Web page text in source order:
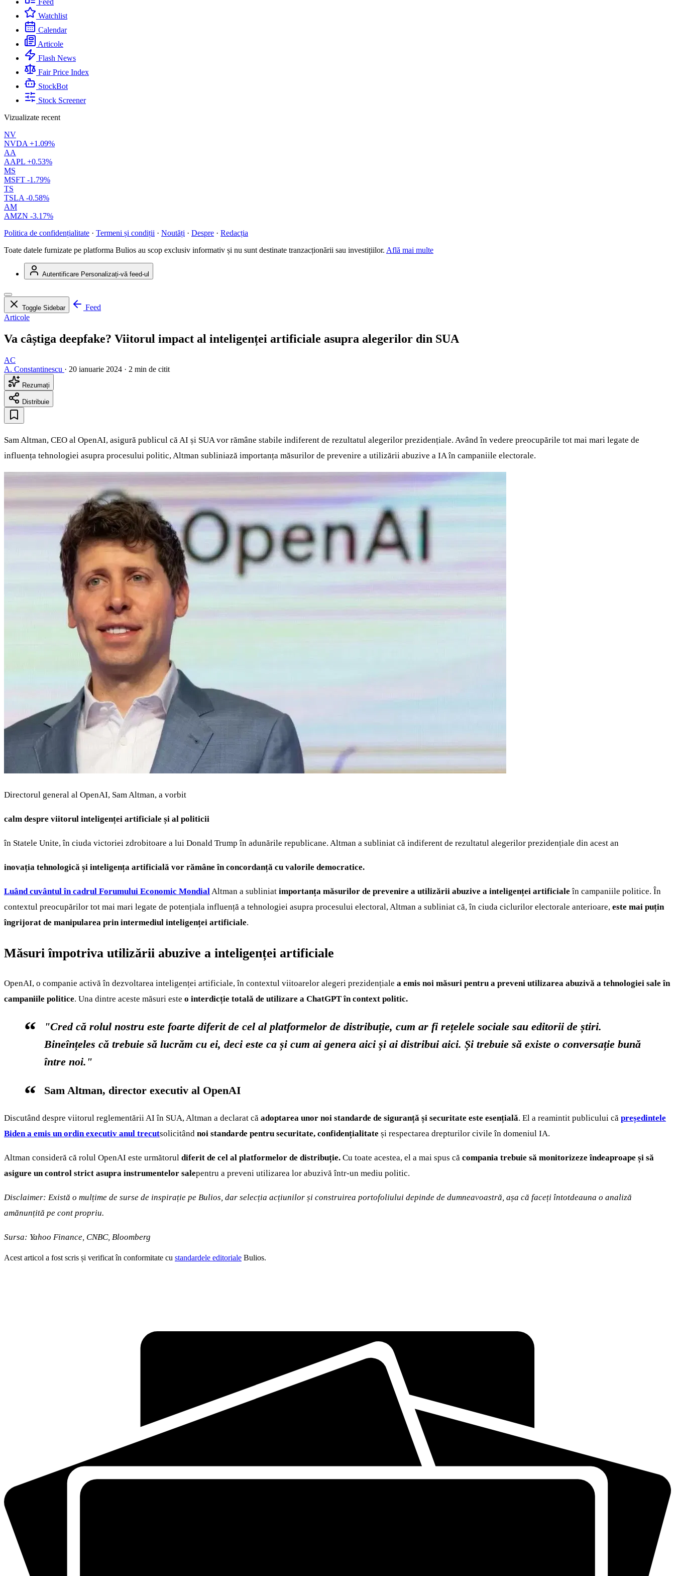
Feed
Watchlist
Calendar
Articole
Flash News
Fair Price Index
StockBot
Stock Screener
Vizualizate recent
NV
NVDA +1.09%
AA
AAPL +0.53%
MS
MSFT -1.79%
TS
TSLA -0.58%
AM
AMZN -3.17%
Politica de confidențialitate · Termeni și condiții · Noutăți · Despre · Redacția
Toate datele furnizate pe platforma Bulios au scop exclusiv informativ și nu sunt destinate tranzacționării sau investițiilor. Află mai multe
Autentificare Personalizați-vă feed-ul
Toggle Sidebar
Feed
Articole
Va câștiga deepfake? Viitorul impact al inteligenței artificiale asupra alegerilor din SUA
AC
A. Constantinescu · 20 ianuarie 2024 · 2 min de citit
Rezumați
Distribuie
Sam Altman, CEO al OpenAI, asigură publicul că AI și SUA vor rămâne stabile indiferent de rezultatul alegerilor prezidențiale. Având în vedere preocupările tot mai mari legate de
influența tehnologiei asupra procesului politic, Altman subliniază importanța măsurilor de prevenire a utilizării abuzive a IA în campaniile electorale.
Directorul general al OpenAI, Sam Altman, a vorbit
calm despre viitorul inteligenței artificiale și al politicii
în Statele Unite, în ciuda victoriei zdrobitoare a lui Donald Trump în adunările republicane. Altman a subliniat că indiferent de rezultatul alegerilor prezidențiale din acest an
inovația tehnologică și inteligența artificială vor rămâne în concordanță cu valorile democratice.
Luând cuvântul în cadrul Forumului Economic MondialAltman a subliniat importanța măsurilor de prevenire a utilizării abuzive a inteligenței artificiale în campaniile politice. În
contextul preocupărilor tot mai mari legate de potențiala influență a tehnologiei asupra procesului electoral, Altman a subliniat că, în ciuda ciclurilor electorale anterioare, este mai puțin
îngrijorat de manipularea prin intermediul inteligenței artificiale.
Măsuri împotriva utilizării abuzive a inteligenței artificiale
OpenAI, o companie activă în dezvoltarea inteligenței artificiale, în contextul viitoarelor alegeri prezidențiale a emis noi măsuri pentru a preveni utilizarea abuzivă a tehnologiei sale în
campaniile politice. Una dintre aceste măsuri este o interdicție totală de utilizare a ChatGPT în context politic.
"Cred că rolul nostru este foarte diferit de cel al platformelor de distribuție, cum ar fi rețelele sociale sau editorii de știri.
Bineînțeles că trebuie să lucrăm cu ei, deci este ca și cum ai genera aici și ai distribui aici. Și trebuie să existe o conversație bună
între noi."
Sam Altman, director executiv al OpenAI
Discutând despre viitorul reglementării AI în SUA, Altman a declarat că adoptarea unor noi standarde de siguranță și securitate este esențială. El a reamintit publicului că președintele
Biden a emis un ordin executiv anul trecutsolicitând noi standarde pentru securitate, confidențialitate și respectarea drepturilor civile în domeniul IA.
Altman consideră că rolul OpenAI este următorul diferit de cel al platformelor de distribuție. Cu toate acestea, el a mai spus că compania trebuie să monitorizeze îndeaproape și să
asigure un control strict asupra instrumentelor salepentru a preveni utilizarea lor abuzivă într-un mediu politic.
Disclaimer: Există o mulțime de surse de inspirație pe Bulios, dar selecția acțiunilor și construirea portofoliului depinde de dumneavoastră, așa că faceți întotdeauna o analiză
amănunțită pe cont propriu.
Sursa: Yahoo Finance, CNBC, Bloomberg
Acest articol a fost scris și verificat în conformitate cu standardele editoriale Bulios.